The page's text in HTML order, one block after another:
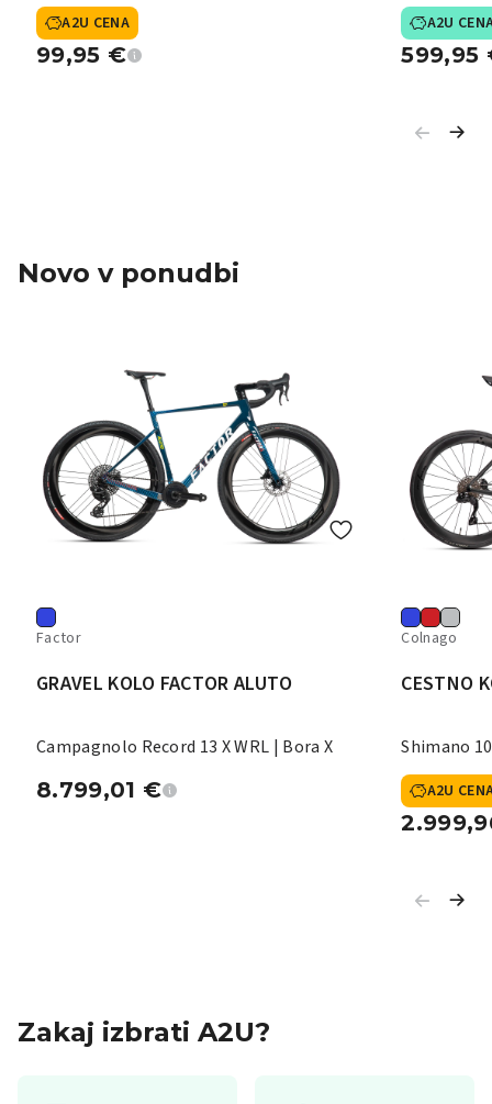
A2U CENA
99,95 €
A2U
599,95
Novo v ponudbi
Factor
GRAVEL KOLO FACTOR ALUTO
Campagnolo Record 13 X WRL | Bora X
8.799,01 €
Colnago
CESTNO
Shimano
A2U
Zakaj izbrati A2U?